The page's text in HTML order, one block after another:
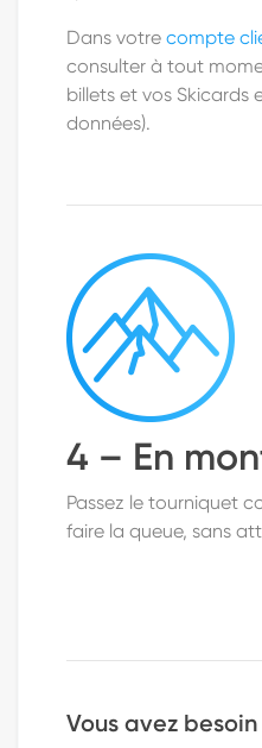
Dans votre compte
consulter à tout
billets et vos Skicards
données).
4 – En
Passez le tourniquet
faire la queue, sans
Vous avez